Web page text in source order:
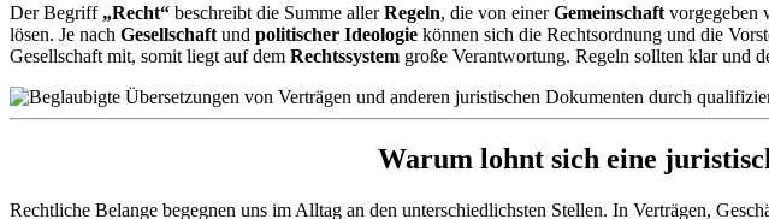
Der Begriff „Recht“ beschreibt die Summe allerRegeln, die von einerGemeinschaft vorgegeben
lösen. Je nach Gesellschaft und politischer Ideologie können sich die Rechtsordnung und die
Gesellschaft mit, somit liegt auf dem Rechtssystem große Verantwortung. Regeln sollten klar und
Warum lohnt sich eine
Rechtliche Belange begegnen uns im Alltag an den unterschiedlichsten Stellen. In Verträgen,